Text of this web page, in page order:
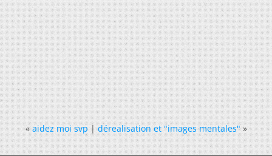
« aidez moi svp|dérealisation et "images mentales" »